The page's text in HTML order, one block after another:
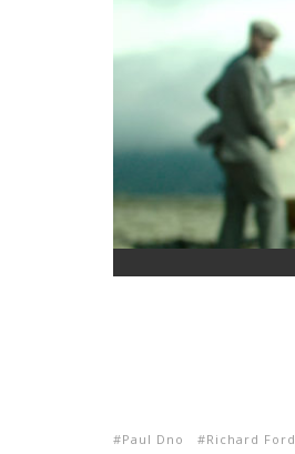
Paul Dno Richard Ford